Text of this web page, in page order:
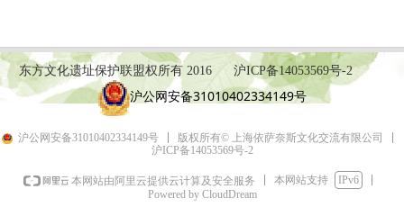
东方文化遗址保护联盟权所有 2016 沪ICP备14053569号-2
沪公网安备31010402334149号
沪公网安备31010402334149号
版权所有© 上海依萨奈斯文化交流有限公司
沪ICP备14053569号-2
本网站由阿里云提供云计算及安全服务 本网站支持
IPv6
Powered by CloudDream